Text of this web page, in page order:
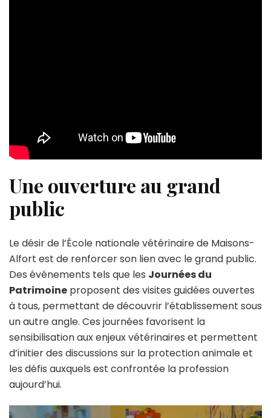
Une ouverture au grand
public
Le désir de l’École nationale vétérinaire de Maisons-
Alfort est de renforcer son lien avec le grand public.
Des événements tels que les Journées du
Patrimoine proposent des visites guidées ouvertes
à tous, permettant de découvrir l’établissement sous
un autre angle. Ces journées favorisent la
sensibilisation aux enjeux vétérinaires et permettent
d’initier des discussions sur la protection animale et
les défis auxquels est confrontée la profession
aujourd’hui.